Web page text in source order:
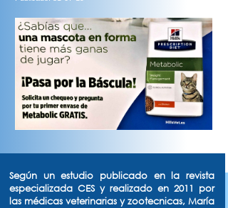
Publicado: 31-07-19
Según un estudio publicado en la revista
especializada CES y realizado en 2011 por
las médicas veterinarias y zootecnicas, María